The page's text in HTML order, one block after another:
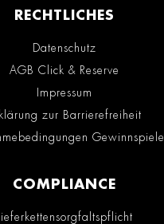
RECHTLICHES
Datenschutz
AGB Click & Reserve
Impressum
zur Barrierefreiheit
Gewinnspiele
COMPLIANCE
Lieferkettensorgfaltspflicht